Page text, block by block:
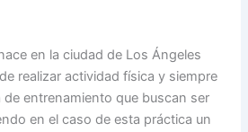
en la ciudad de Los Ángeles
realizar actividad física y siempre
de entrenamiento que buscan ser
en el caso de esta práctica un